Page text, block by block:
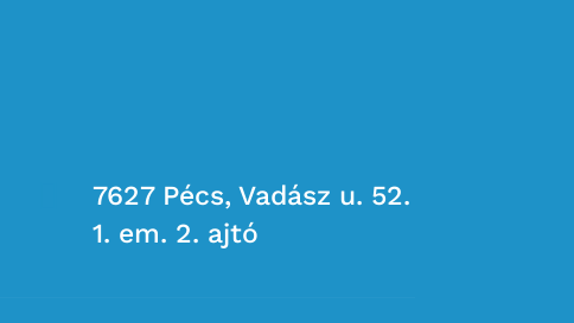
7627 Pécs, Vadász u. 52.
1. em. 2. ajtó